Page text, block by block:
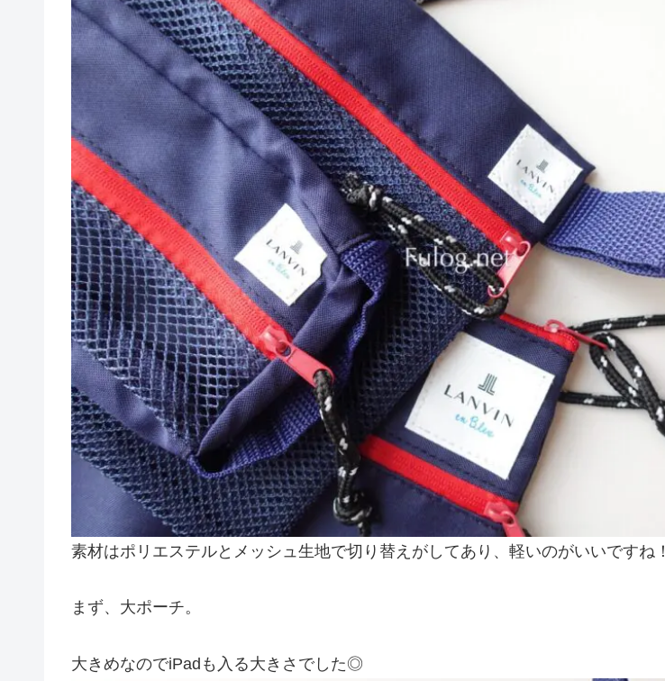
素材はポリエステルとメッシュ生地で切り替えがしてあり、軽いのがいいですね！
まず、大ポーチ。
大きめなのでiPadも入る大きさでした◎